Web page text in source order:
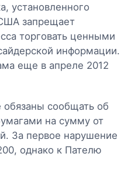
установленного
запрещает
торговать ценными
информации.
еще в апреле 2012
сообщать об
на сумму от
За первое нарушение
однако к Пателю